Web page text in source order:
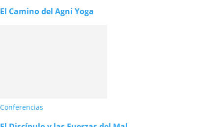
El Camino del Agni Yoga
Conferencias